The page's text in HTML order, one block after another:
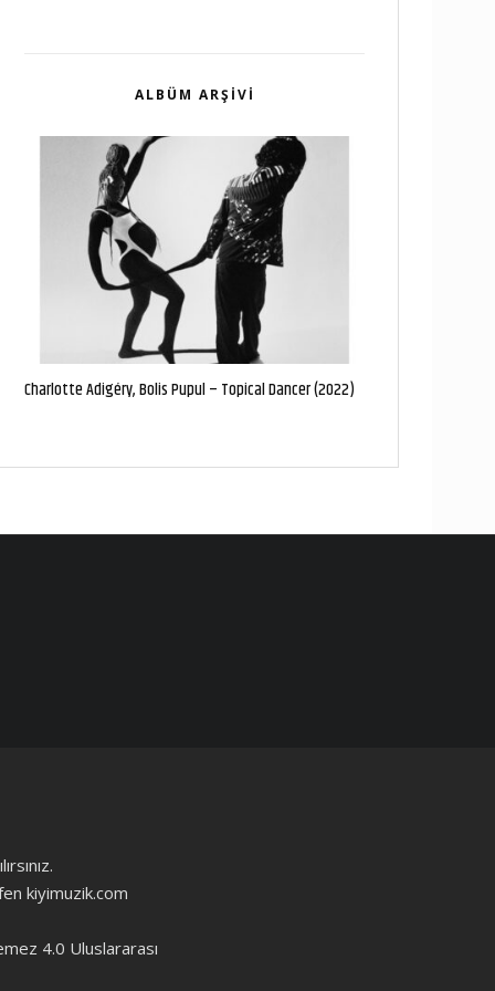
ALBÜM ARŞIVI
Charlotte Adigéry, Bolis Pupul – Topical Dancer (2022)
kiyimuzik.com
4.0 Uluslararası